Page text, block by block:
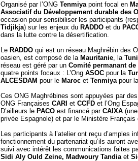
Organisé par l’ONG Tenmiyapoint focal en
Associatif du Développement durable des
occasion pour sensibiliser les participants
Tidjikja) sur les enjeux du RADDO et du
dans la lutte contre la désertification.
Le RADDO qui est un réseau Maghrébin des
oasien, est composé de la Mauritanie, la
réseau est géré par un Comité permanant
quatre points focaux : L’Ong ASOC pour la
ALCESDAM pour le Maroc et Tenmiya pour
Ces ONG Maghrébines sont appuyées par
ONG Françaises CARI et CCFD et l’Ong
D’ailleurs le PACO est financé par CAIXA
privée Espagnole) et par le Ministère Français
Les participants à l’atelier ont reçu d’amples
fonctionnement du partenariat qu’ils auront
suivi avec intérêt les communications faites
Sidi Aly Ould Zeine, Madwoury Tandiaet